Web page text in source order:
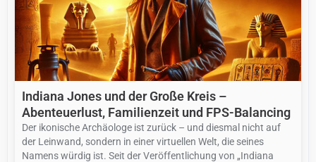
Indiana Jones und der Große Kreis –
Abenteuerlust, Familienzeit und FPS-Balancing
Der ikonische Archäologe ist zurück – und diesmal nicht auf
der Leinwand, sondern in einer virtuellen Welt, die seines
Namens würdig ist. Seit der Veröffentlichung von „Indiana